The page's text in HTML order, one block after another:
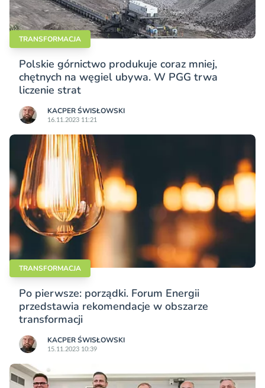
TRANSFORMACJA
Polskie górnictwo produkuje coraz mniej,
chętnych na węgiel ubywa. W PGG trwa
liczenie strat
KACPER ŚWISŁO­WSKI
16.11.2023 11:21
TRANSFORMACJA
Po pierwsze: porządki. Forum Energii
przedstawia rekomendacje w obszarze
transformacji
KACPER ŚWISŁO­WSKI
15.11.2023 10:39